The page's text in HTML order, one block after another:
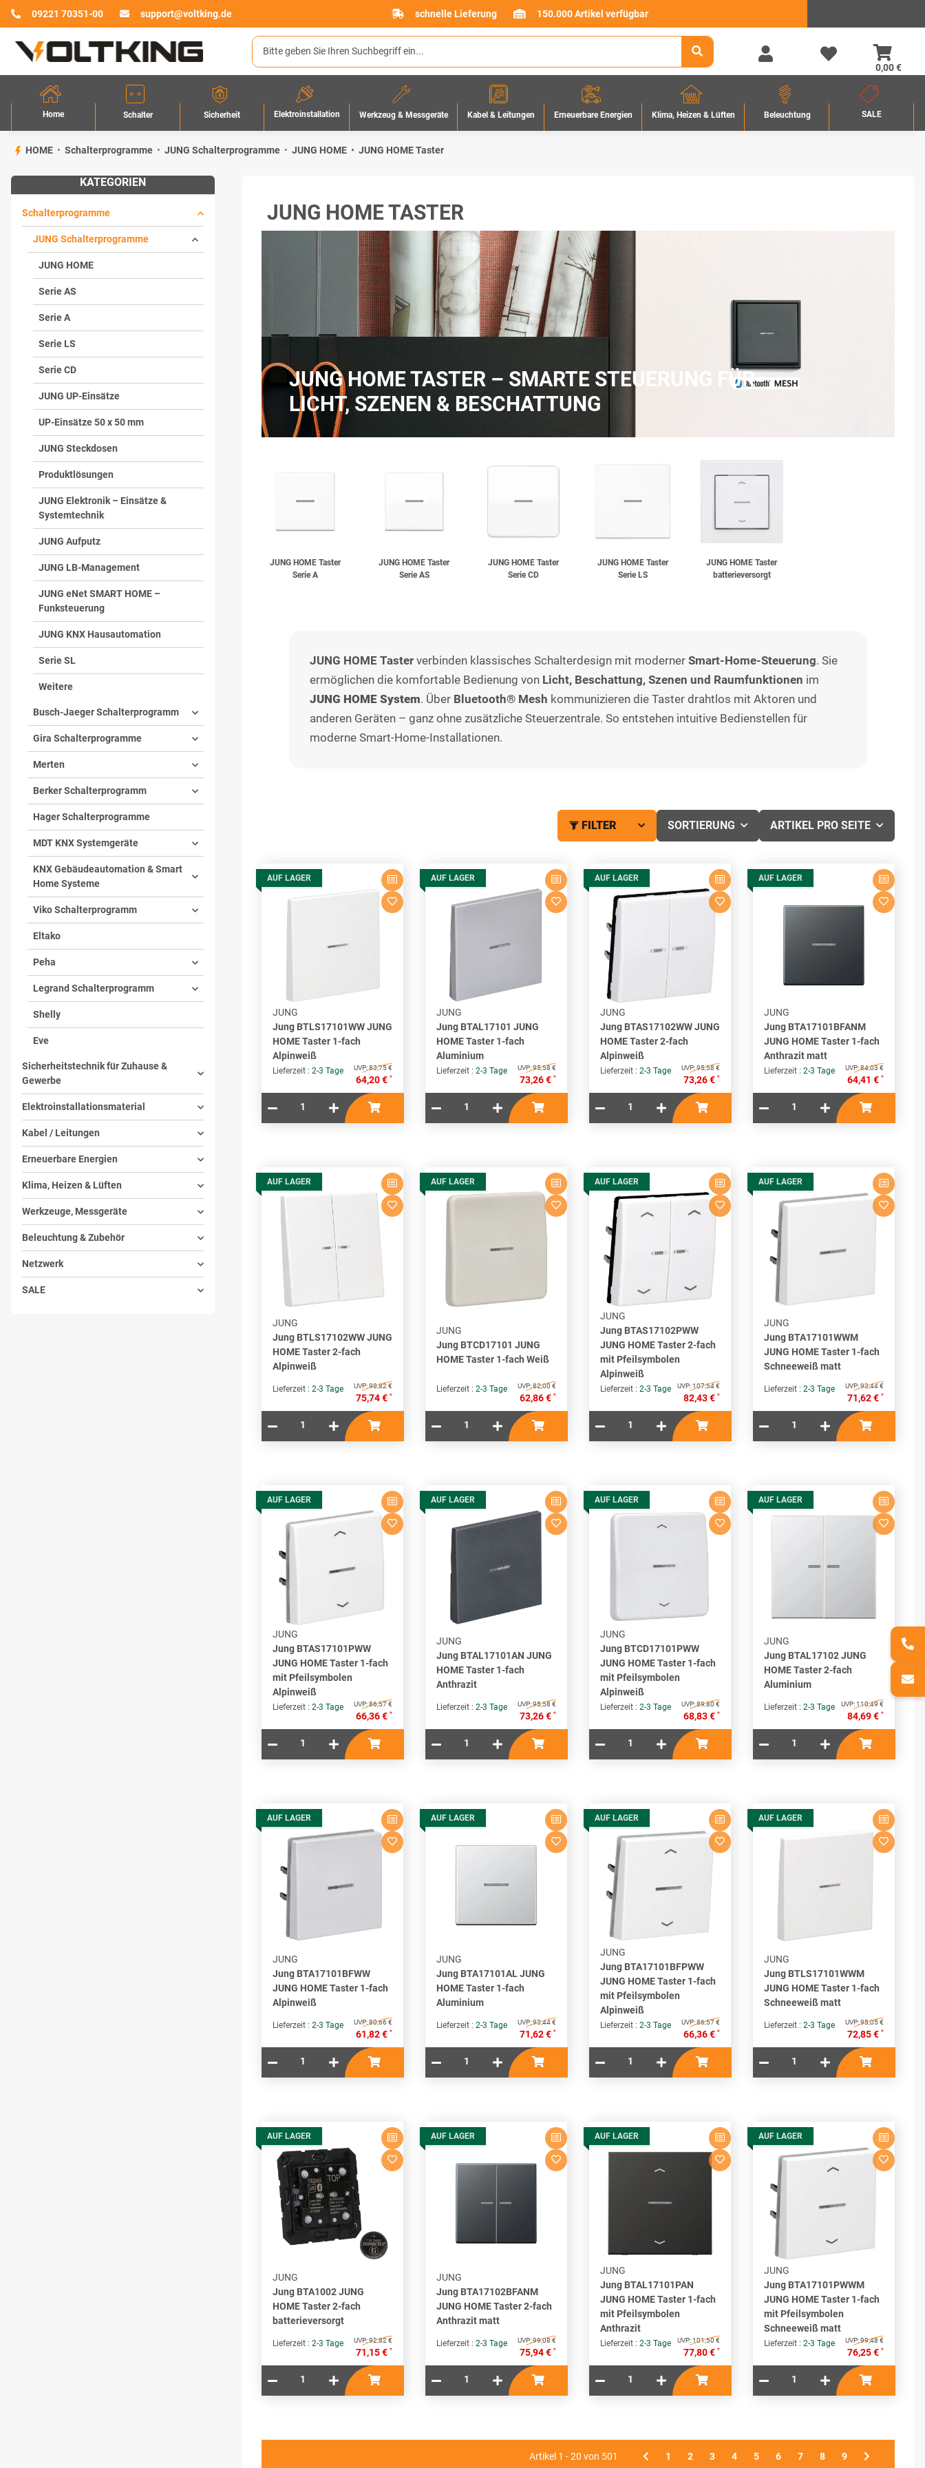
09221 70351-00 support@voltking.de schnelle Lieferung 150.000 Artikel verfügbar
0,00 €
Home Schalter Sicherheit Elektroinstallation Werkzeug & Messgeräte Kabel & Leitungen Erneuerbare Energien Klima, Heizen & Lüften Beleuchtung SALE
HOME Schalterprogramme JUNG Schalterprogramme JUNG HOME JUNG HOME Taster
JUNG HOME TASTER
JUNG HOME TASTER – SMARTE STEUERUNG FÜR
LICHT, SZENEN & BESCHATTUNG
JUNG HOME Taster
Serie A
JUNG HOME Taster
Serie AS
JUNG HOME Taster
Serie CD
JUNG HOME Taster
Serie LS
JUNG HOME Taster
batterieversorgt
JUNG HOME Taster verbinden klassisches Schalterdesign mit moderner Smart-Home-Steuerung. Sie
ermöglichen die komfortable Bedienung von Licht, Beschattung, Szenen und Raumfunktionen im
JUNG HOME System. Über Bluetooth® Mesh kommunizieren die Taster drahtlos mit Aktoren und
anderen Geräten – ganz ohne zusätzliche Steuerzentrale. So entstehen intuitive Bedienstellen für
moderne Smart-Home-Installationen.
FILTER SORTIERUNG ARTIKEL PRO SEITE
AUF LAGER
JUNG
Jung BTLS17101WW JUNG
HOME Taster 1-fach
Alpinweiß
Lieferzeit : 2-3 Tage UVP:83,75 €
64,20 € *
AUF LAGER
JUNG
Jung BTAL17101 JUNG
HOME Taster 1-fach
Aluminium
Lieferzeit : 2-3 Tage UVP:95,58 €
73,26 € *
AUF LAGER
JUNG
Jung BTAS17102WW JUNG
HOME Taster 2-fach
Alpinweiß
Lieferzeit : 2-3 Tage UVP:95,58 €
73,26 € *
AUF LAGER
JUNG
Jung BTA17101BFANM
JUNG HOME Taster 1-fach
Anthrazit matt
Lieferzeit : 2-3 Tage UVP:84,03 €
64,41 € *
AUF LAGER
JUNG
Jung BTLS17102WW JUNG
HOME Taster 2-fach
Alpinweiß
Lieferzeit : 2-3 Tage UVP:98,82 €
75,74 € *
AUF LAGER
JUNG
Jung BTCD17101 JUNG
HOME Taster 1-fach Weiß
Lieferzeit : 2-3 Tage UVP:82,00 €
62,86 € *
AUF LAGER
JUNG
Jung BTAS17102PWW
JUNG HOME Taster 2-fach
mit Pfeilsymbolen
Alpinweiß
Lieferzeit : 2-3 Tage UVP:107,54 €
82,43 € *
AUF LAGER
JUNG
Jung BTA17101WWM
JUNG HOME Taster 1-fach
Schneeweiß matt
Lieferzeit : 2-3 Tage UVP:93,44 €
71,62 € *
AUF LAGER
JUNG
Jung BTAS17101PWW
JUNG HOME Taster 1-fach
mit Pfeilsymbolen
Alpinweiß
Lieferzeit : 2-3 Tage UVP:86,57 €
66,36 € *
AUF LAGER
JUNG
Jung BTAL17101AN JUNG
HOME Taster 1-fach
Anthrazit
Lieferzeit : 2-3 Tage UVP:95,58 €
73,26 € *
AUF LAGER
JUNG
Jung BTCD17101PWW
JUNG HOME Taster 1-fach
mit Pfeilsymbolen
Alpinweiß
Lieferzeit : 2-3 Tage UVP:89,80 €
68,83 € *
AUF LAGER
JUNG
Jung BTAL17102 JUNG
HOME Taster 2-fach
Aluminium
Lieferzeit : 2-3 Tage UVP:110,49 €
84,69 € *
AUF LAGER
JUNG
Jung BTA17101BFWW
JUNG HOME Taster 1-fach
Alpinweiß
Lieferzeit : 2-3 Tage UVP:80,66 €
61,82 € *
AUF LAGER
JUNG
Jung BTA17101AL JUNG
HOME Taster 1-fach
Aluminium
Lieferzeit : 2-3 Tage UVP:93,44 €
71,62 € *
AUF LAGER
JUNG
Jung BTA17101BFPWW
JUNG HOME Taster 1-fach
mit Pfeilsymbolen
Alpinweiß
Lieferzeit : 2-3 Tage UVP:86,57 €
66,36 € *
AUF LAGER
JUNG
Jung BTLS17101WWM
JUNG HOME Taster 1-fach
Schneeweiß matt
Lieferzeit : 2-3 Tage UVP:95,05 €
72,85 € *
AUF LAGER
JUNG
Jung BTA1002 JUNG
HOME Taster 2-fach
batterieversorgt
Lieferzeit : 2-3 Tage UVP:92,82 €
71,15 € *
AUF LAGER
JUNG
Jung BTA17102BFANM
JUNG HOME Taster 2-fach
Anthrazit matt
Lieferzeit : 2-3 Tage UVP:99,08 €
75,94 € *
AUF LAGER
JUNG
Jung BTAL17101PAN
JUNG HOME Taster 1-fach
mit Pfeilsymbolen
Anthrazit
Lieferzeit : 2-3 Tage UVP:101,50 €
77,80 € *
AUF LAGER
JUNG
Jung BTA17101PWWM
JUNG HOME Taster 1-fach
mit Pfeilsymbolen
Schneeweiß matt
Lieferzeit : 2-3 Tage UVP:99,48 €
76,25 € *
Artikel 1 - 20 von 501 1 2 3 4 5 6 7 8 9
KATEGORIEN
Schalterprogramme
JUNG Schalterprogramme
JUNG HOME
Serie AS
Serie A
Serie LS
Serie CD
JUNG UP-Einsätze
UP-Einsätze 50 x 50 mm
JUNG Steckdosen
Produktlösungen
JUNG Elektronik – Einsätze &
Systemtechnik
JUNG Aufputz
JUNG LB-Management
JUNG eNet SMART HOME –
Funksteuerung
JUNG KNX Hausautomation
Serie SL
Weitere
Busch-Jaeger Schalterprogramm
Gira Schalterprogramme
Merten
Berker Schalterprogramm
Hager Schalterprogramme
MDT KNX Systemgeräte
KNX Gebäudeautomation & Smart
Home Systeme
Viko Schalterprogramm
Eltako
Peha
Legrand Schalterprogramm
Shelly
Eve
Sicherheitstechnik für Zuhause &
Gewerbe
Elektroinstallationsmaterial
Kabel / Leitungen
Erneuerbare Energien
Klima, Heizen & Lüften
Werkzeuge, Messgeräte
Beleuchtung & Zubehör
Netzwerk
SALE